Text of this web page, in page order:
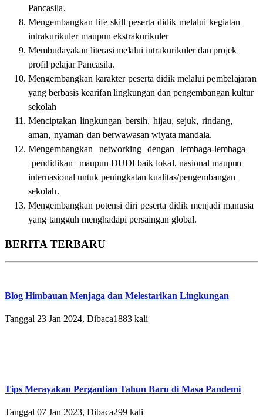
Pancasila.
Mengembangkan life skill peserta didik melalui kegiatan
intrakurikuler maupun ekstrakurikuler
Membudayakan literasi melalui intrakurikuler dan projek
profil pelajar Pancasila.
Mengembangkan karakter peserta didikmelalui pembelajaran
yang berbasis kearifan lingkungan dan pengembangankultur
sekolah
Menciptakan lingkungan bersih, hijau, sejuk, rindang,
aman, nyaman dan berwawasanwiyata mandala.
Mengembangkan networking dengan lembaga-lembaga
pendidikan maupunDUDI baiklokal, nasional maupun
internasional untukpeningkatan kualitas/pengembangan
sekolah.
Mengembangkan potensi diri peserta didik menjadi manusia
yang tangguh menghadapi persaingan global.
BERITA TERBARU
Blog Himbauan Menjaga dan Melestarikan Lingkungan
Tanggal 23 Jan 2024, Dibaca1883 kali
Tips Merayakan Pergantian Tahun Baru di Masa Pandemi
Tanggal 07 Jan 2023, Dibaca299 kali